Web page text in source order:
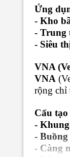
Ứng
- Kho
- Trung
- Siêu
VNA
VNA
rộng chỉ
Cấu
-
-
- Càng